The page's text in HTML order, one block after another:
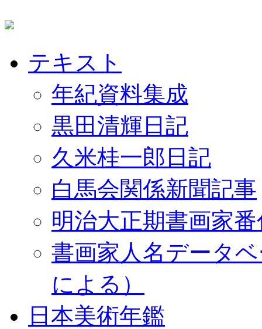
テキスト
年紀資料集成
黒田清輝日記
久米桂一郎日記
白馬会関係新聞記事
明治大正期書画家
書画家人名データ
による）
日本美術年鑑